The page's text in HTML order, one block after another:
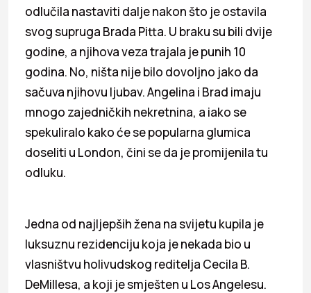
odlučila nastaviti dalje nakon što je ostavila
svog supruga Brada Pitta. U braku su bili dvije
godine, a njihova veza trajala je punih 10
godina. No, ništa nije bilo dovoljno jako da
sačuva njihovu ljubav. Angelina i Brad imaju
mnogo zajedničkih nekretnina, a iako se
spekuliralo kako će se popularna glumica
doseliti u London, čini se da je promijenila tu
odluku.
Jedna od najljepših žena na svijetu kupila je
luksuznu rezidenciju koja je nekada bio u
vlasništvu holivudskog reditelja Cecila B.
DeMillesa, a koji je smješten u Los Angelesu.